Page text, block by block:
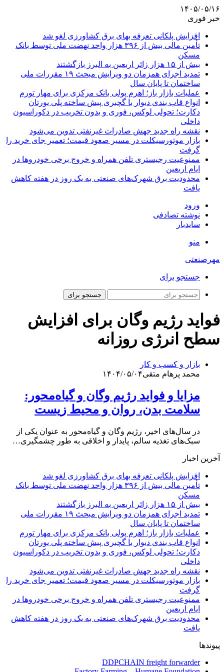
۱۴۰۵/۰۵/۱۶
خبر فوری
افزایش پلکانی تعرفه بهای برق کشاورزی لغو شد
تأمین مالی بیش از ۳۹۶ هزار واحد نهضت ملی توسط بانک
مسکن
بیش از ۱۵ هزار زائر اربعین به البرز بازگشتند
تمدید اجرای همزمان دو ویرایش مبحث ۱۹ مقررات ملی
ساختمان تا پایان سال
عملیات بازار باز؛ اهرم پولی بانک مرکزی برای مهار تورم
انواع قاب بندی دیوار با گچبری پیش ساخته پلی یورتان
دکارت؛ تحولی لوکس، فوری و بدون تخریب در دکوراسیون
داخلی
نقشه راه جدید جهش صادرات غیرنفتی تدوین می‌شود
بازار موتورسیکلت در مسیر صعود قیمت؛ تعمیر جای خرید را
گرفت
ممنوعیت رجیستری تلفن همراه و خروج برخی خودروها در
ایام اربعین
محدودیت برق شهرک‌های صنعتی به یک روز در هفته کاهش
یافت
ورود
نوشته تصادفی
سایدبار
منو
مهرصنعتی
جستجو برای
جستجو برای
فواید رژیم وگان برای افزایش
سطح انرژی روزانه
بازار و کسب و کار
محمد پرهام متقی۱۴۰۴/۰۵/۰۴
مزایا و فواید رژیم وگان و گیاه‌محور:
سلامت بدن، روان و محیط زیست
در سال‌های اخیر، رژیم وگان و گیاه‌محور به عنوان یکی از
سبک‌های تغذیه سالم، پایدار و اخلاقی به طور چشمگیری…
آخرین اخبار
افزایش پلکانی تعرفه بهای برق کشاورزی لغو شد
تأمین مالی بیش از ۳۹۶ هزار واحد نهضت ملی توسط بانک
مسکن
بیش از ۱۵ هزار زائر اربعین به البرز بازگشتند
تمدید اجرای همزمان دو ویرایش مبحث ۱۹ مقررات ملی
ساختمان تا پایان سال
عملیات بازار باز؛ اهرم پولی بانک مرکزی برای مهار تورم
انواع قاب بندی دیوار با گچبری پیش ساخته پلی یورتان
دکارت؛ تحولی لوکس، فوری و بدون تخریب در دکوراسیون
داخلی
نقشه راه جدید جهش صادرات غیرنفتی تدوین می‌شود
بازار موتورسیکلت در مسیر صعود قیمت؛ تعمیر جای خرید را
گرفت
ممنوعیت رجیستری تلفن همراه و خروج برخی خودروها در
ایام اربعین
محدودیت برق شهرک‌های صنعتی به یک روز در هفته کاهش
یافت
پیوندها
DDPCHAIN freight forwarder